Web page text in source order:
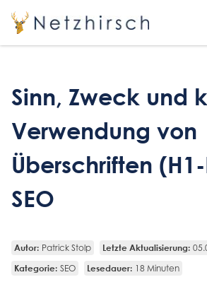
Sinn, Zweck und
Verwendung von
Überschriften
SEO
Autor: Patrick Stolp Letzte Aktualisierung:
Kategorie: SEO Lesedauer: 18 Minuten